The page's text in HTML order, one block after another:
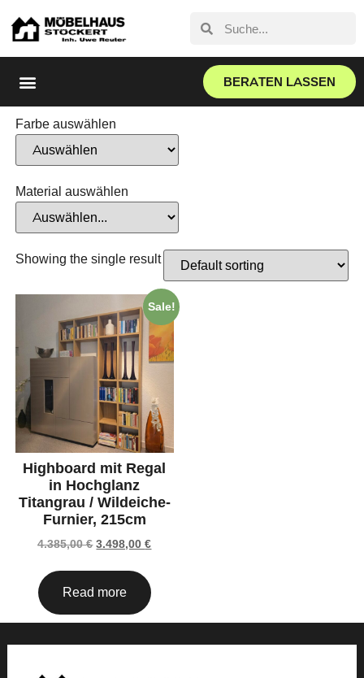
BERATEN LASSEN
Farbe auswählen
Material auswählen
Showing the single result
Sale!
Highboard mit Regal
in Hochglanz
Titangrau / Wildeiche-
Furnier, 215cm
4.385,00€ 3.498,00€
Read more